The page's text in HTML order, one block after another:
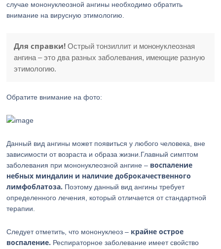
случае мононуклеозной ангины необходимо обратить
внимание на вирусную этимологию.
Для справки! Острый тонзиллит и мононуклеозная
ангина – это два разных заболевания, имеющие разную
этимологию.
Обратите внимание на фото:
Данный вид ангины может появиться у любого человека, вне
зависимости от возраста и образа жизни.Главный симптом
заболевания при мононуклеозной ангине – воспаление
небных миндалин и наличие доброкачественного
лимфоблатоза. Поэтому данный вид ангины требует
определенного лечения, который отличается от стандартной
терапии.
Следует отметить, что мононуклеоз – крайне острое
воспаление. Респираторное заболевание имеет свойство